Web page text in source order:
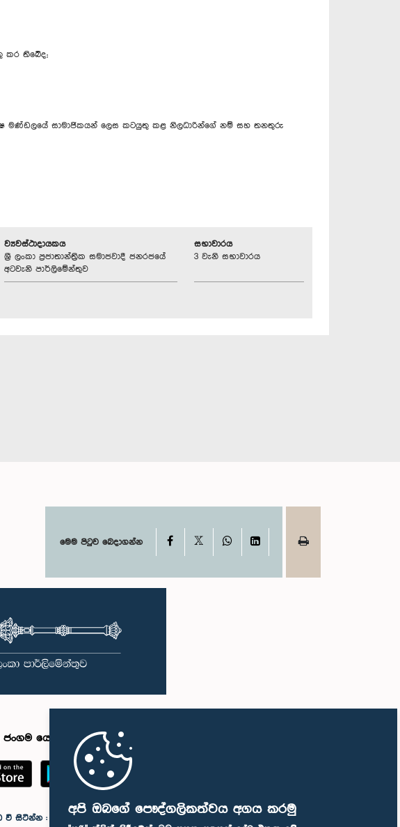
අපි ඔබගේ පෞද්ගලිකත්වය අගය කරමු
කර තිබේද;
මණ්ඩලයේ සාමාජිකයන් ලෙස කටයුතු කළ නිලධාරින්ගේ නම් සහ තනතුරු
ව්‍යවස්ථාදායකය
ශ්‍රී ලංකා ප්‍රජාතාන්ත්‍රික සමාජවාදී ජනරජයේ
අටවැනි පාර්ලිමේන්තුව
සභාවාරය
3 වැනි සභාවාරය
මෙම පිටුව බෙදාගන්න Facebook WhatsAppLinkedIn
යෙදුම
වී සිටින්න :